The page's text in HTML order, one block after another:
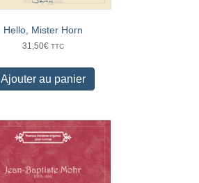
Hello, Mister Horn
31,50€ TTC
Ajouter au panier